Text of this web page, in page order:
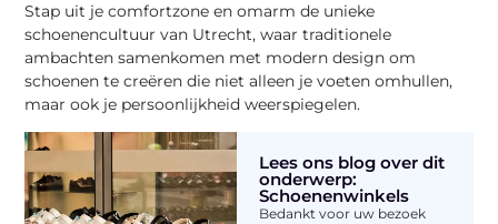
Stap uit je comfortzone en omarm de unieke
schoenencultuur van Utrecht, waar traditionele
ambachten samenkomen met modern design om
schoenen te creëren die niet alleen je voeten omhullen,
maar ook je persoonlijkheid weerspiegelen.
Lees ons blog over dit
onderwerp:
Schoenenwinkels
Bedankt voor uw bezoek